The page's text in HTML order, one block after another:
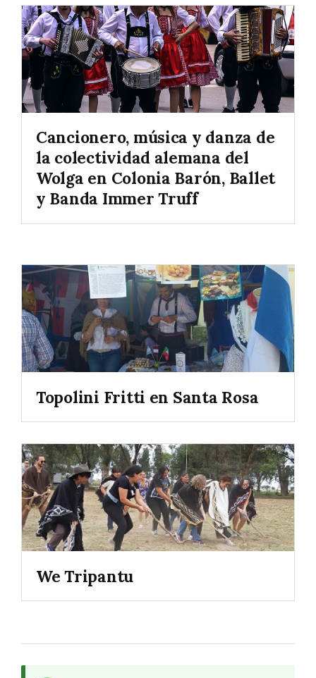
Cancionero, música y danza de
la colectividad alemana del
Wolga en Colonia Barón, Ballet
y Banda Immer Truff
Topolini Fritti en Santa Rosa
We Tripantu